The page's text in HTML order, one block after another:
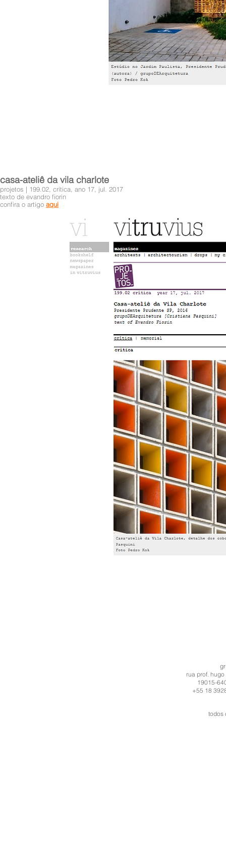
casa-ateliê da vila charlote
projetos | 199.02, crítica, ano 17, jul. 2017
texto de evandro fiorin
confira o artigo aqui
rua prof.
19015-
+55 18
todos